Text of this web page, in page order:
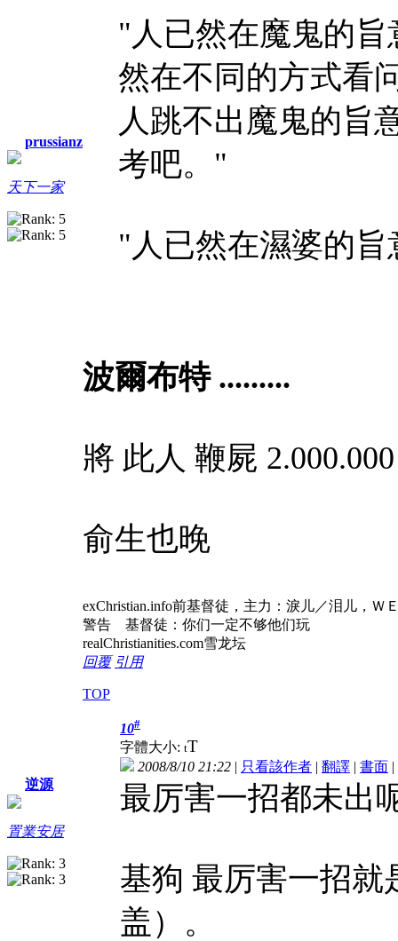
prussianz
天下一家
"人已然在魔鬼的
然在不同的方式看
人跳不出魔鬼的旨
考吧。"
"人已然在濕婆的
波爾布特 .........
將 此人 鞭屍
俞生也晚
exChristian.info前基督徒，主力：淚儿／泪儿，
警告 基督徒：你们一定不够他们玩
realChristianities.com雪龙坛
回覆 引用
TOP
逆源
置業安居
10#
字體大小: tT
2008/8/10 21:22 | 只看該作者 | 翻譯 | 書面 |
最厉害一招都未出
基狗 最厉害一招就
盖）。